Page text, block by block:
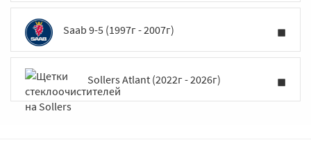
Saab 9-5 (1997г - 2007г)
Sollers Atlant (2022г - 2026г)